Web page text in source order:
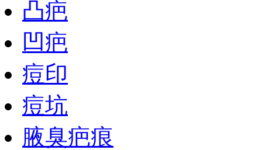
凸疤
凹疤
痘印
痘坑
腋臭疤痕